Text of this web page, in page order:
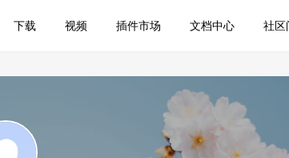
下载 视频 插件市场 文档中心 社区